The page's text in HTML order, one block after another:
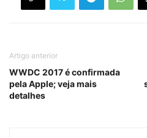
Artigo anterior
WWDC 2017 é confirmada
pela Apple; veja mais
detalhes